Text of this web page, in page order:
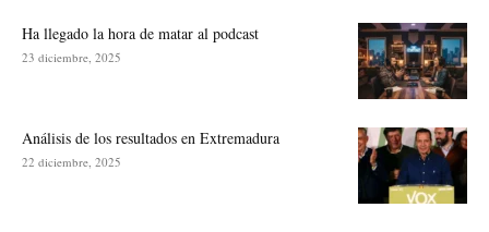
Ha llegado la hora de matar al podcast
23 diciembre, 2025
Análisis de los resultados en Extremadura
22 diciembre, 2025